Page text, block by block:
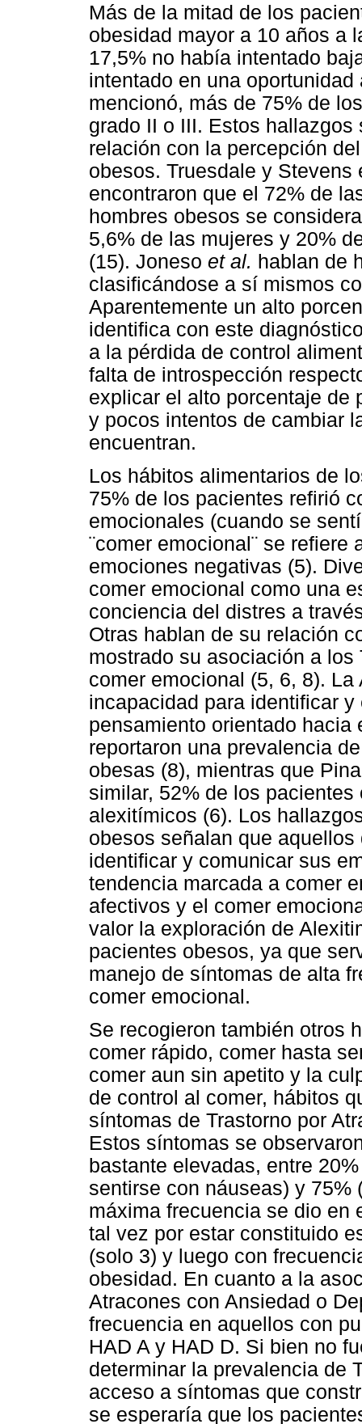
Más de la mitad de los
obesidad mayor a 10 años a
17,5% no había intentado
intentado en una
mencionó, más de 75% de
grado II o III. Estos
relación con la percepción
obesos. Truesdale y
encontraron que el 72% de
hombres obesos se
5,6% de las mujeres y 20%
(15). Joneso et al. hablan de
clasificándose a sí mismos
Aparentemente un alto
identifica con este
a la pérdida de control
falta de introspección
explicar el alto porcentaje de
y pocos intentos de cambiar
encuentran.
Los hábitos alimentarios de
75% de los pacientes refirió
emocionales (cuando se
¨comer emocional¨ se
emociones negativas (5).
comer emocional como una
conciencia del distres a
Otras hablan de su relación
mostrado su asociación a
comer emocional (5, 6, 8).
incapacidad para identificar
pensamiento orientado
reportaron una prevalencia
obesas (8), mientras que
similar, 52% de los
alexitímicos (6). Los
obesos señalan que
identificar y comunicar sus
tendencia marcada a comer
afectivos y el comer
valor la exploración de
pacientes obesos, ya que
manejo de síntomas de alta
comer emocional.
Se recogieron también otros
comer rápido, comer hasta
comer aun sin apetito y la
de control al comer, hábitos
síntomas de Trastorno por
Estos síntomas se
bastante elevadas, entre
sentirse con náuseas) y
máxima frecuencia se dio en
tal vez por estar constituido
(solo 3) y luego con
obesidad. En cuanto a la
Atracones con Ansiedad o
frecuencia en aquellos con
HAD A y HAD D. Si bien no
determinar la prevalencia de
acceso a síntomas que
se esperaría que los